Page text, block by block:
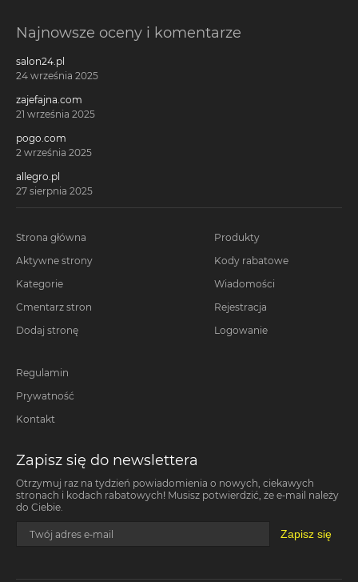
Najnowsze oceny i komentarze
salon24.pl
24 września 2025
zajefajna.com
21 września 2025
pogo.com
2 września 2025
allegro.pl
27 sierpnia 2025
Strona główna
Aktywne strony
Kategorie
Cmentarz stron
Dodaj stronę
Produkty
Kody rabatowe
Wiadomości
Rejestracja
Logowanie
Regulamin
Prywatność
Kontakt
Zapisz się do newslettera
Otrzymuj raz na tydzień powiadomienia o nowych, ciekawych
stronach i kodach rabatowych! Musisz potwierdzić, że e-mail należy
do Ciebie.
Twój adres e-mail Zapisz się